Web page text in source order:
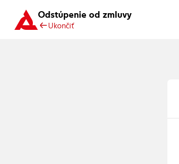
Odstúpenie od zmluvy
Ukončiť